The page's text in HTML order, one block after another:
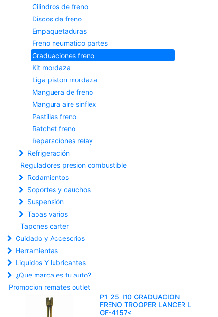
Cilindros de freno
Discos de freno
Empaquetaduras
Freno neumatico partes
Graduaciones freno
Kit mordaza
Liga piston mordaza
Manguera de freno
Mangura aire sinflex
Pastillas freno
Ratchet freno
Reparaciones relay
Refrigeración
Reguladores presion combustible
Rodamientos
Soportes y cauchos
Suspensión
Tapas varios
Tapones carter
Cuidado y Accesorios
Herramientas
Liquidos Y lubricantes
¿Que marca es tu auto?
Promocion remates outlet
P1-25-I10 GRADUACION
FRENO TROOPER LANCER L
GF-4157<